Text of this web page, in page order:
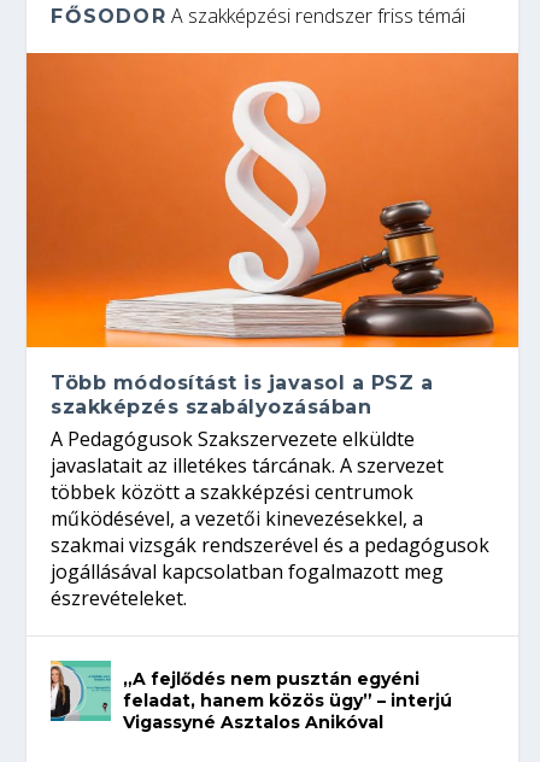
FŐSODOR A szakképzési rendszer friss témái
Több módosítást is javasol a PSZ a
szakképzés szabályozásában
A Pedagógusok Szakszervezete elküldte
javaslatait az illetékes tárcának. A szervezet
többek között a szakképzési centrumok
működésével, a vezetői kinevezésekkel, a
szakmai vizsgák rendszerével és a pedagógusok
jogállásával kapcsolatban fogalmazott meg
észrevételeket.
„A fejlődés nem pusztán egyéni
feladat, hanem közös ügy” – interjú
Vigassyné Asztalos Anikóval